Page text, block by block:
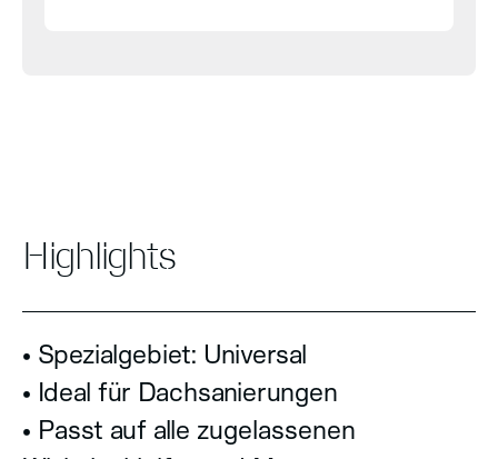
Highlights
• Spezialgebiet: Universal
• Ideal für Dachsanierungen
• Passt auf alle zugelassenen